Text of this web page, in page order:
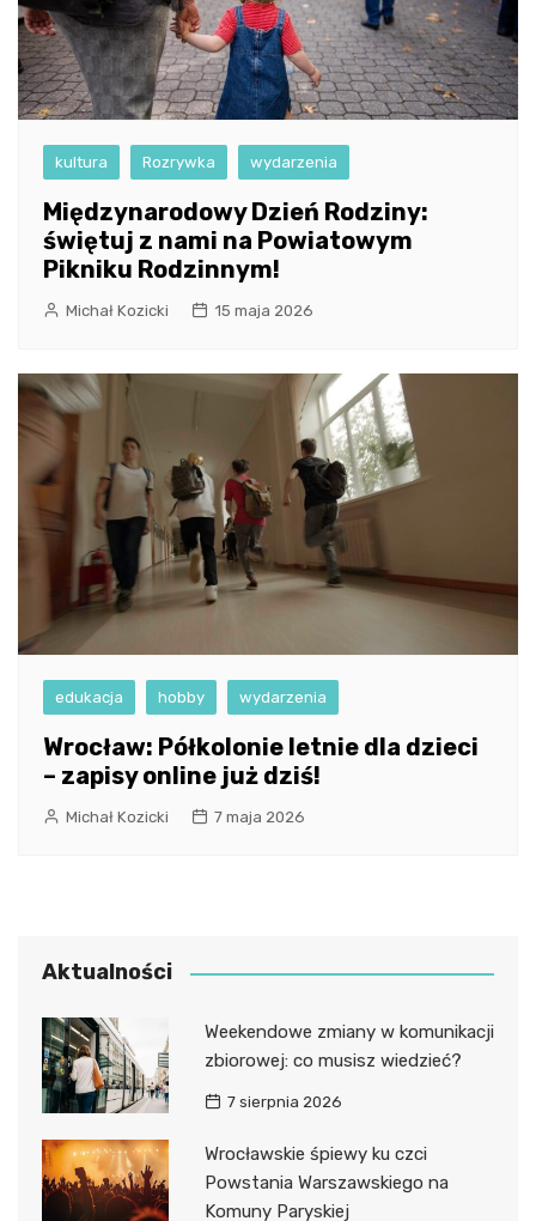
kultura Rozrywka wydarzenia
Międzynarodowy Dzień Rodziny:
świętuj z nami na Powiatowym
Pikniku Rodzinnym!
Michał Kozicki 15 maja 2026
edukacja hobby wydarzenia
Wrocław: Półkolonie letnie dla dzieci
– zapisy online już dziś!
Michał Kozicki 7 maja 2026
Aktualności
Weekendowe zmiany w komunikacji
zbiorowej: co musisz wiedzieć?
7 sierpnia 2026
Wrocławskie śpiewy ku czci
Powstania Warszawskiego na
Komuny Paryskiej